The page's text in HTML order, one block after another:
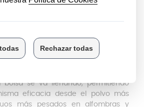
capturar de forma eficaz polen,
y Mantenimiento
Filtros
bolsa se va llenando, permitiendo
eficacia desde el polvo más
más pesados en alfombras y